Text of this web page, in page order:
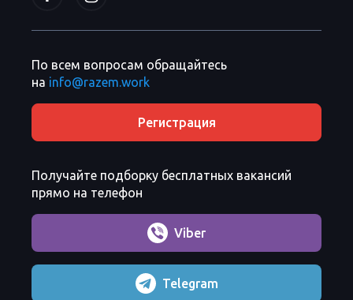
По всем вопросам обращайтесь
на info@razem.work
Регистрация
Получайте подборку бесплатных вакансий
прямо на телефон
Viber
Telegram